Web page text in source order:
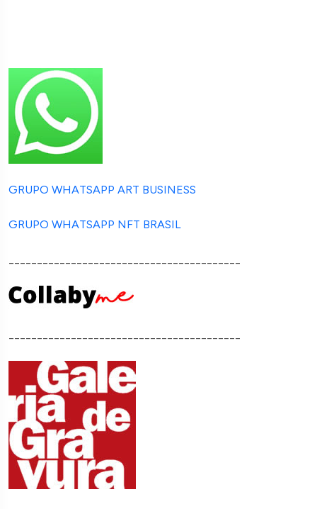
GRUPO WHATSAPP ART BUSINESS
GRUPO WHATSAPP NFT BRASIL